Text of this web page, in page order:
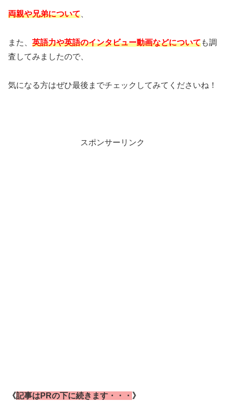
両親や兄弟について、
また、 英語力や英語のインタビュー動画などについても調
査してみましたので、
気になる方はぜひ最後までチェックしてみてくださいね！
スポンサーリンク
《記事はPRの下に続きます・・・ 》